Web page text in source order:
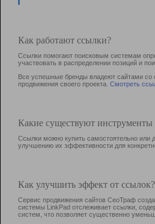
Как работают ссылки?
Ссылки помогают поисковым системам
участвовать в раcпределении позиций и
Все успешные бренды владеют сайтами со
продвижения своего проекта. Смотреть
Какие существуют
Ссылки можно купить самостоятельно или
улучшению их эффективности для
Как улучшить эффект от ссылок?
Сервис продвижения сайтов СеоТраф
системы LinkPad отслеживает ссылки,
систем, что позволяет существенно